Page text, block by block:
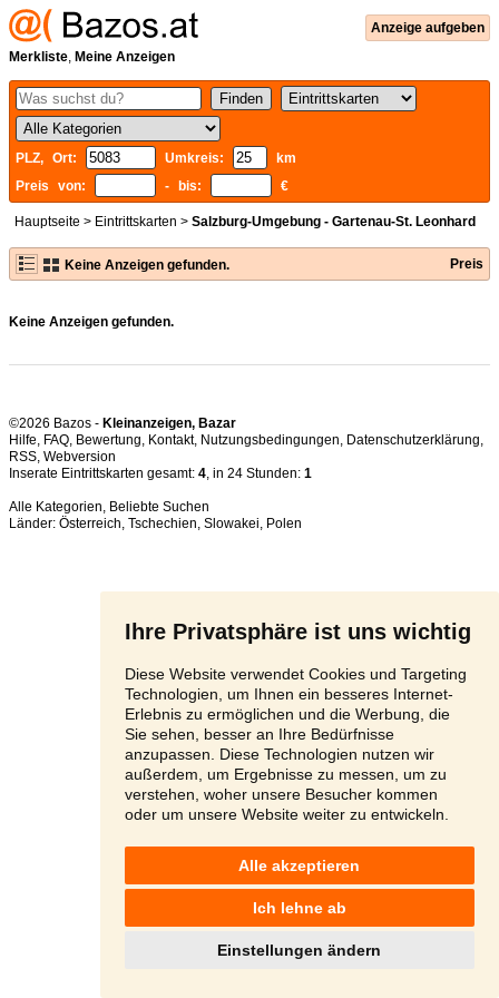
Ihre Privatsphäre ist uns wichtig
Diese Website verwendet Cookies und Targeting
Technologien, um Ihnen ein besseres Internet-
Erlebnis zu ermöglichen und die Werbung, die
Sie sehen, besser an Ihre Bedürfnisse
anzupassen. Diese Technologien nutzen wir
außerdem, um Ergebnisse zu messen, um zu
verstehen, woher unsere Besucher kommen
oder um unsere Website weiter zu entwickeln.
Alle akzeptieren
Ich lehne ab
Einstellungen ändern
Anzeige aufgeben
Merkliste, Meine Anzeigen
PLZ, Ort: Umkreis:
km
Preis von:
- bis: €
Hauptseite > Eintrittskarten > Salzburg-Umgebung - Gartenau-St. Leonhard
Keine Anzeigen gefunden. Preis
Keine Anzeigen gefunden.
©2026 Bazos - Kleinanzeigen, Bazar
Hilfe, FAQ, Bewertung, Kontakt, Nutzungsbedingungen, Datenschutzerklärung,
RSS,
Inserate Eintrittskarten gesamt: 4, in 24 Stunden: 1
Alle Kategorien, Beliebte Suchen
Länder: Österreich, Tschechien, Slowakei, Polen